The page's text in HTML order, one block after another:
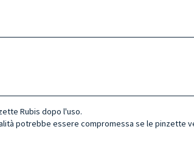
Rubis dopo l'uso.
potrebbe essere compromessa se le pinzette